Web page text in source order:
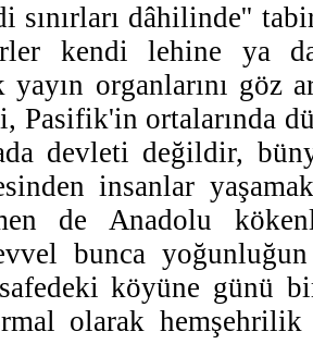
sınırları dâhilinde''
kendi lehine ya
yayın organlarını göz
Pasifik'in ortalarında
devleti değildir,
insanlar
de Anadolu
bunca
köyüne günü
olarak